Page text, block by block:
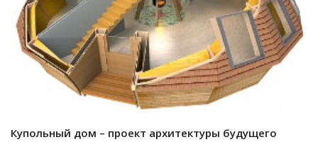
Купольный дом – проект архитектуры будущего